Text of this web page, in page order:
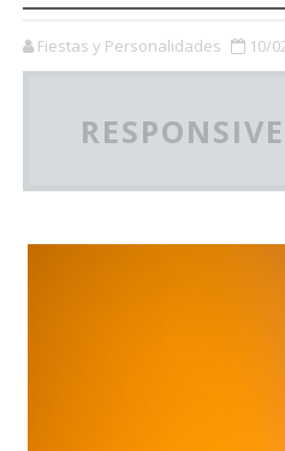
Fiestas y Personalidades 10/